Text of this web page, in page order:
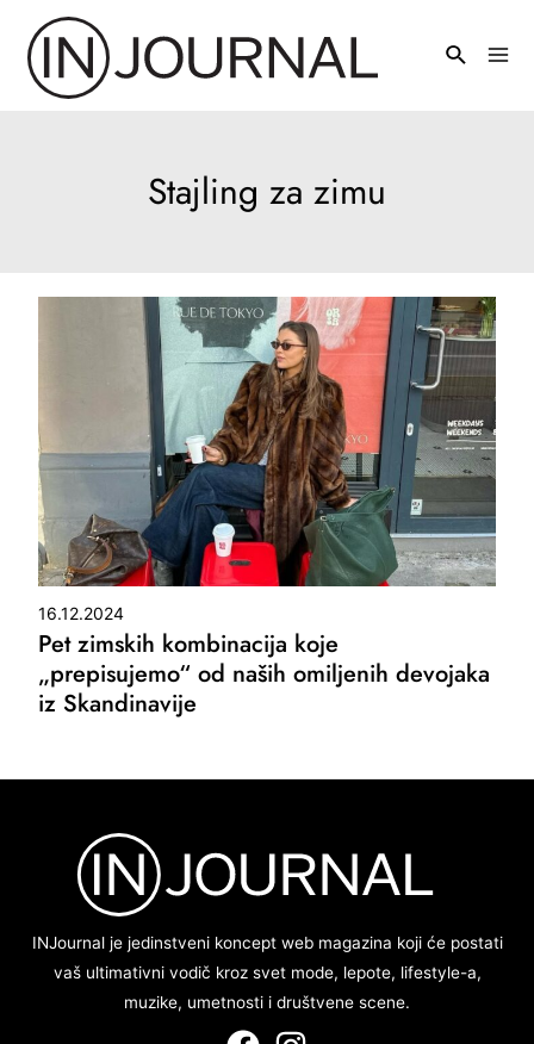
sadržaj
Stajling za zimu
16.12.2024
Pet zimskih kombinacija koje
„prepisujemo“ od naših omiljenih devojaka
iz Skandinavije
INJournal je jedinstveni koncept web magazina koji će postati
vaš ultimativni vodič kroz svet mode, lepote, lifestyle-a,
muzike, umetnosti i društvene scene.